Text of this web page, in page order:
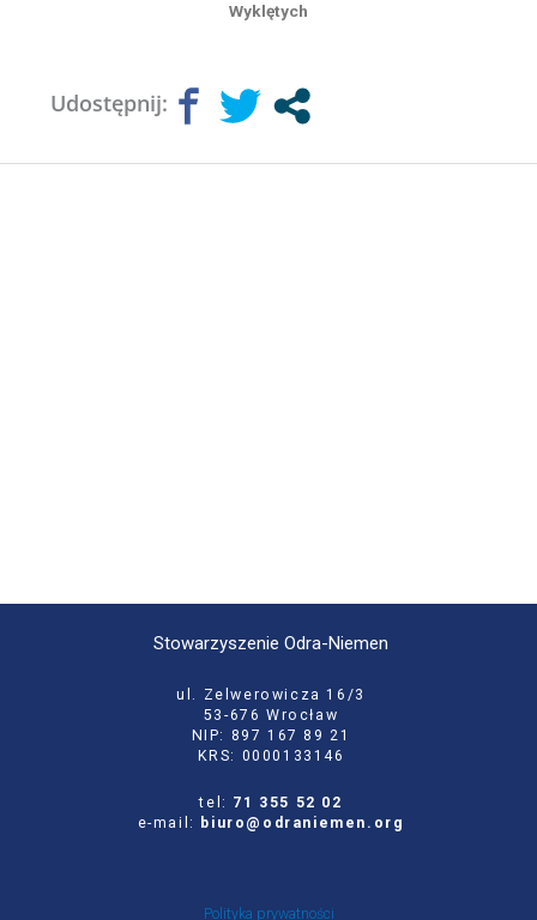
Wyklętych
Udostępnij:
Stowarzyszenie Odra-Niemen
ul. Zelwerowicza 16/3
53-676 Wrocław
NIP: 897 167 89 21
KRS: 0000133146
tel: 71 355 52 02
e-mail:
biuro@odraniemen.org
Polityka prywatności